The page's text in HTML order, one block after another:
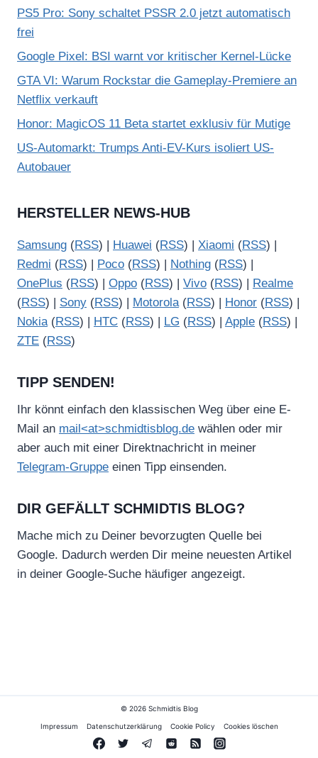
PS5 Pro: Sony schaltet PSSR 2.0 jetzt automatisch
frei
Google Pixel: BSI warnt vor kritischer Kernel-Lücke
GTA VI: Warum Rockstar die Gameplay-Premiere an
Netflix verkauft
Honor: MagicOS 11 Beta startet exklusiv für Mutige
US-Automarkt: Trumps Anti-EV-Kurs isoliert US-
Autobauer
HERSTELLER NEWS-HUB
Samsung (RSS) | Huawei (RSS) | Xiaomi (RSS) |
Redmi (RSS) | Poco (RSS) | Nothing (RSS) |
OnePlus (RSS) | Oppo (RSS) | Vivo (RSS) |
Realme
(RSS) | Sony (RSS) | Motorola(RSS) | Honor (RSS) |
Nokia(RSS) | HTC (RSS) | LG (RSS) | Apple (RSS) |
ZTE (RSS)
TIPP SENDEN!
Ihr könnt einfach den klassischen Weg über eine E-
Mail an mail<at>schmidtisblog.de wählen oder mir
aber auch mit einer Direktnachricht in meiner
Telegram-Gruppe einen Tipp einsenden.
DIR GEFÄLLT SCHMIDTIS BLOG?
Mache mich zu Deiner bevorzugten Quelle bei
Google. Dadurch werden Dir meine neuesten Artikel
in deiner Google-Suche häufiger angezeigt.
© 2026 Schmidtis Blog
Impressum Datenschutzerklärung Cookie Policy Cookies löschen